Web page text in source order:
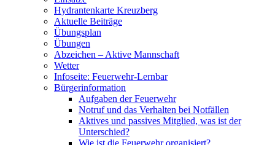
Hydrantenkarte Kreuzberg
Aktuelle Beiträge
Übungsplan
Übungen
Abzeichen – Aktive Mannschaft
Wetter
Infoseite: Feuerwehr-Lernbar
Bürgerinformation
Aufgaben der Feuerwehr
Notruf und das Verhalten bei Notfällen
Aktives und passives Mitglied, was ist der
Unterschied?
Wie ist die Feuerwehr organisiert?